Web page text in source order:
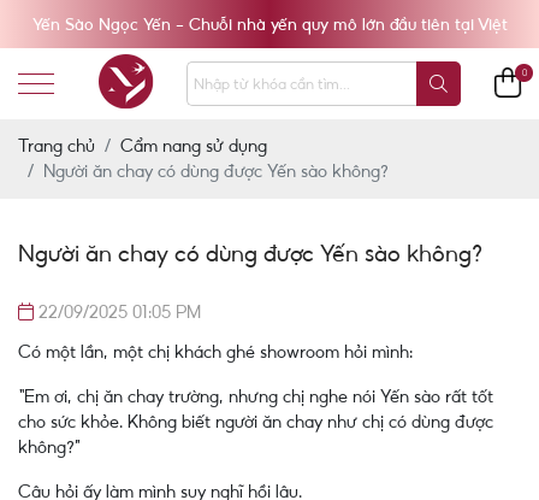
Yến Sào Ngọc Yến - Chuỗi nhà yến quy mô lớn đầu tiên tại Việt
Trang chủ
Cẩm nang sử dụng
Người ăn chay có dùng được Yến sào không?
Người ăn chay có dùng được Yến sào không?
22/09/2025 01:05 PM
Có một lần, một chị khách ghé showroom hỏi mình:
“Em ơi, chị ăn chay trường, nhưng chị nghe nói Yến sào rất tốt
cho sức khỏe. Không biết người ăn chay như chị có dùng được
không?”
Câu hỏi ấy làm mình suy nghĩ hồi lâu.